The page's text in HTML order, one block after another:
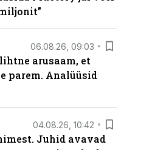
06.08.26, 09:03
arusaam, et
parem. Analüüsid
04.08.26, 10:42
Juhid avavad